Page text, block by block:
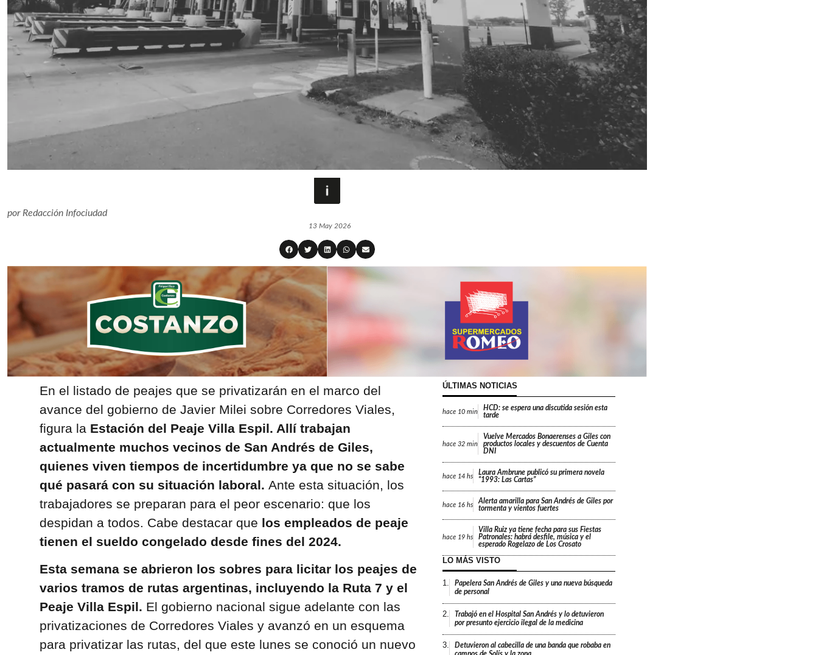
porRedacción Infociudad
13 May 2026
En el listado de peajes que se privatizarán en el marco del
avance del gobierno de Javier Milei sobre Corredores Viales,
figura laEstación del Peaje Villa Espil. Allí trabajan
actualmente muchos vecinos de San Andrés de Giles,
quienes viven tiempos de incertidumbre ya que no se sabe
qué pasará con su situación laboral. Ante esta situación, los
trabajadores se preparan para el peor escenario: que los
despidan a todos. Cabe destacar que los empleados de peaje
tienen el sueldo congelado desde fines del 2024.
Esta semana se abrieron los sobres para licitar los peajes de
varios tramos de rutas argentinas, incluyendo la Ruta 7 y el
Peaje Villa Espil. El gobierno nacional sigue adelante con las
privatizaciones de Corredores Viales y avanzó en un esquema
para privatizar las rutas, del que este lunes se conoció un nuevo
ÚLTIMAS NOTICIAS
hace 10 min
HCD: se espera una discutida sesión esta
tarde
hace 32 min
Vuelve Mercados Bonaerenses a Giles con
productos locales y descuentos de Cuenta
DNI
hace 14 hs
Laura Ambrune publicó su primera novela
“1993: Las Cartas”
hace 16 hs
Alerta amarilla para San Andrés de Giles por
tormenta y vientos fuertes
hace 19 hs
Villa Ruiz ya tiene fecha para sus Fiestas
Patronales: habrá desfile, música y el
esperado Rogelazo de Los Crosato
LO MÁS VISTO
1.
Papelera San Andrés de Giles y una nueva búsqueda
de personal
2.
Trabajó en el Hospital San Andrés y lo detuvieron
por presunto ejercicio ilegal de la medicina
3.
Detuvieron al cabecilla de una banda que robaba en